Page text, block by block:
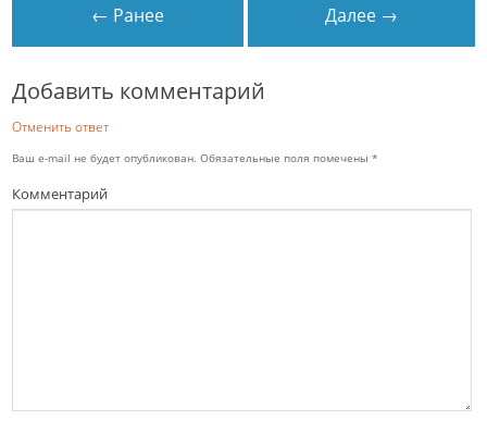
← Ранее Далее →
Добавить комментарий
Отменить ответ
Ваш e-mail не будет опубликован. Обязательные поля помечены*
Комментарий